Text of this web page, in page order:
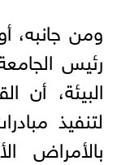
ومن جانبه،
رئيس
البيئة، أن
لتنفيذ
بالأمراض